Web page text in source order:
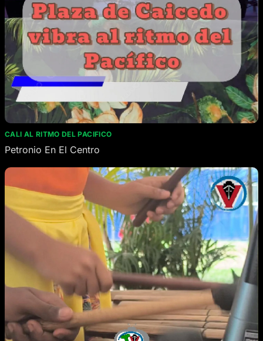
CALI AL RITMO DEL PACIFICO
Petronio En El Centro